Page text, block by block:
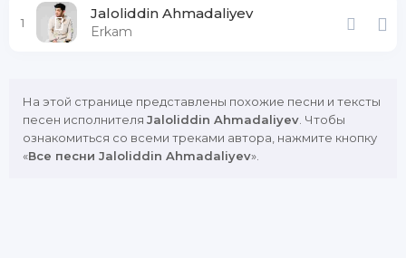
1
Jaloliddin Ahmadaliyev
Erkam
На этой странице представлены похожие песни и тексты
песен исполнителя Jaloliddin Ahmadaliyev . Чтобы
ознакомиться со всеми треками автора, нажмите кнопку
«Все песни Jaloliddin Ahmadaliyev».